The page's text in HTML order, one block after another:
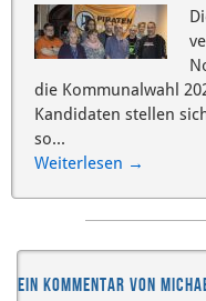
die Kommunalwahl
Kandidaten stellen
so...
Weiterlesen →
Ein Kommentar von